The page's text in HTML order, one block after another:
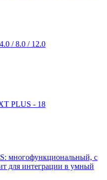
4.0 / 8.0 / 12.0
PLUS - 18
многофункциональный, с
для интеграции в умный